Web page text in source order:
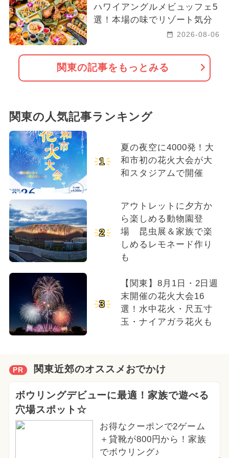
ハワイアングルメビュッフェ5
選！本場の味でリゾート気分
2026-08-06
関東の記事をもっとみる
関東の人気記事ランキング
1
夏の夜空に4000発！大
和市初の花火大会が大
和スタジアムで開催
2
アウトレットに夕方か
ら楽しめる動物園登
場 昆虫展＆家族で楽
しめるレモネード作り
も
3
【関東】8月1日・2日週
末開催の花火大会16
選！水中花火・尺五寸
玉・ナイアガラ花火も
PR 関東近郊のオススメおでかけ
ボウリングデビューに最適！家族で遊べる
穴場スポット☆
お得なクーポンで2ゲーム
＋貸靴が800円から！家族
でボウリング♪